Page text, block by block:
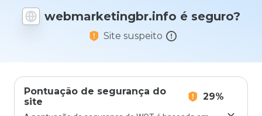
webmarketingbr.info é seguro?
Site suspeito
Pontuação de segurança do
site
29%
daria
este